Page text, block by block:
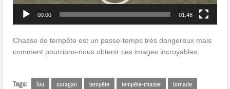
00:00 01:48
Chasse de tempête est un passe-temps très dangereux mais
comment pourrions-nous obtenir ces images incroyables.
Tags: fou ouragan tempête tempête-chasse
tornade